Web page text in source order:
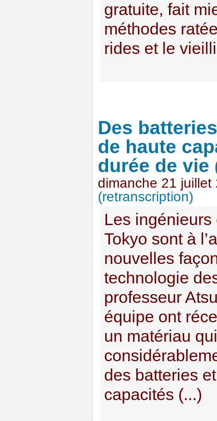
gratuite, fait
méthodes
rides et le
Des
de haute
durée de vie
dimanche 21 juillet
(retranscription)
Les ingénieurs
Tokyo sont à
nouvelles
technologie
professeur
équipe ont
un matériau
des batteries
capacités (...)